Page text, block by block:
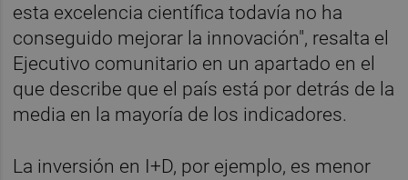
esta excelencia científica todavía no ha
conseguido mejorar la innovación", resalta el
Ejecutivo comunitario en un apartado en el
que describe que el país está por detrás de la
media en la mayoría de los indicadores.
La inversión en I+D, por ejemplo, es menor